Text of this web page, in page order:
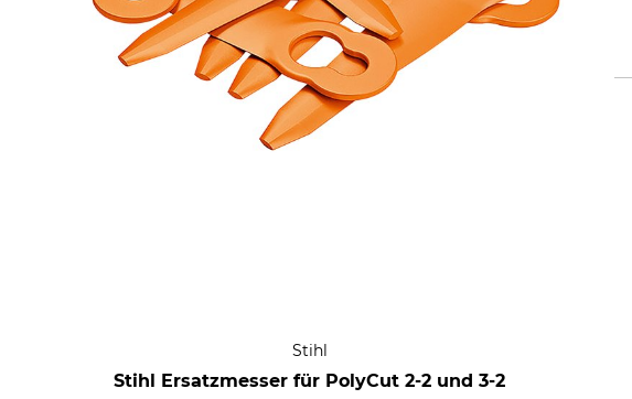
Stihl
Stihl Ersatzmesser für PolyCut 2-2 und 3-2